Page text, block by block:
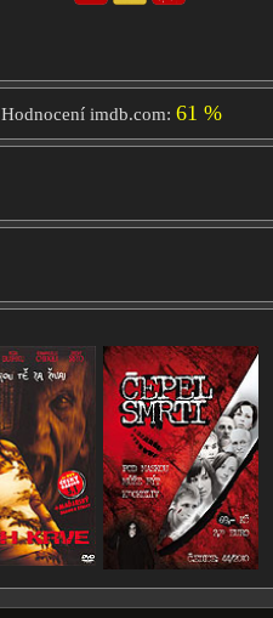
Hodnocení imdb.com: 61 %